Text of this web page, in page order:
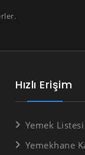
Hızlı Erişim
Yemek Listesi
Yemekhane